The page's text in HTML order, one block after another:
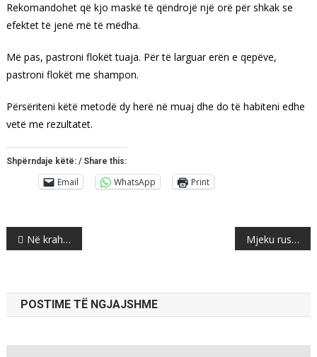
Rekomandohet që kjo maskë të qëndrojë një orë për shkak se
efektet të jenë më të mëdha.
Më pas, pastroni flokët tuaja. Për të larguar erën e qepëve,
pastroni flokët me shampon.
Përsëriteni këtë metodë dy herë në muaj dhe do të habiteni edhe
vetë me rezultatet.
Shpërndaje këtë: / Share this:
Email WhatsApp Print
Post
navigation
Në krahasim me vendet e rajonit, qytetarët e Maqedonisë së Veriut paguajnë më shtrenjtë për pagesat rrugore Mjeku rus: Askush nuk vdesë nga kanceri përveçse nga pakujdesia
POSTIME TË NGJAJSHME